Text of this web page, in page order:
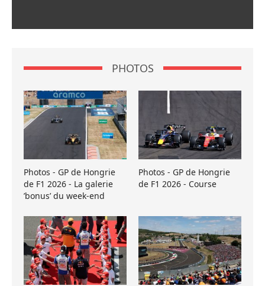
PHOTOS
Photos - GP de Hongrie
de F1 2026 - La galerie
’bonus’ du week-end
Photos - GP de Hongrie
de F1 2026 - Course